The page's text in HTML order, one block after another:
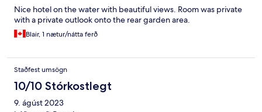
Nice hotel on the water with beautiful views. Room was private
with a private outlook onto the rear garden area.
Blair, 1 nætur/nátta ferð
Staðfest umsögn
10/10 Stórkostlegt
9. ágúst 2023